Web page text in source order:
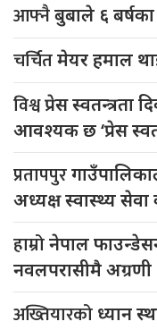
आफ्नैबुबाले ६
चर्चितमेयर हमाल
विश्वप्रेस स्वतन्त्रता
आवश्यक छ ‘प्रेस
प्रतापपुर
अध्यक्ष स्वास्थ्य
हाम्रोनेपाल
नवलपरासीमै अग्रणी
अख्तियारको ध्यान